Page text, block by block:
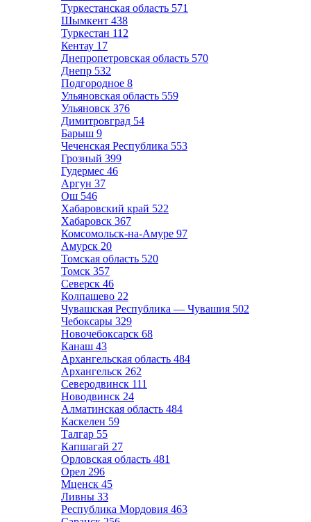
Туркестанская область 571
Шымкент 438
Туркестан 112
Кентау 17
Днепропетровская область 570
Днепр 532
Подгородное 8
Ульяновская область 559
Ульяновск 376
Димитровград 54
Барыш 9
Чеченская Республика 553
Грозный 399
Гудермес 46
Аргун 37
Ош 546
Хабаровский край 522
Хабаровск 367
Комсомольск-на-Амуре 97
Амурск 20
Томская область 520
Томск 357
Северск 46
Колпашево 22
Чувашская Республика — Чувашия 502
Чебоксары 329
Новочебоксарск 68
Канаш 43
Архангельская область 484
Архангельск 262
Северодвинск 111
Новодвинск 24
Алматинская область 484
Каскелен 59
Талгар 55
Капшагай 27
Орловская область 481
Орел 296
Мценск 45
Ливны 33
Республика Мордовия 463